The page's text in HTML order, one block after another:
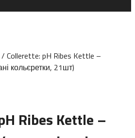
/ Collerette: pH Ribes Kettle –
кольєретки, 21шт)
Ribes Kettle –